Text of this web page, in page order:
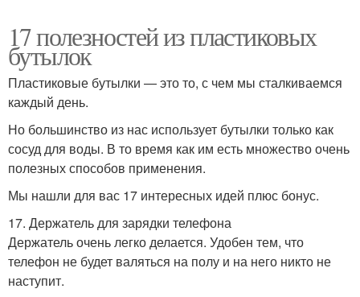
17 полезностей из пластиковых
бутылок
Пластиковые бутылки — это то, с чем мы сталкиваемся
каждый день.
Но большинство из нас использует бутылки только как
сосуд для воды. В то время как им есть множество очень
полезных способов применения.
Мы нашли для вас 17 интересных идей плюс бонус.
17. Держатель для зарядки телефона
Держатель очень легко делается. Удобен тем, что
телефон не будет валяться на полу и на него никто не
наступит.